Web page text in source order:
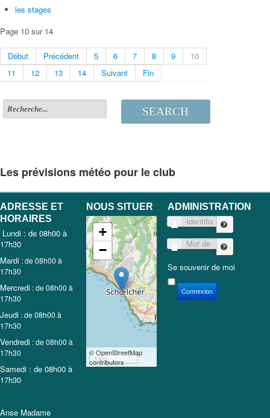
les stages
Page 10 sur 14
Début Précédent 5 6 7 8 9
10
11
12 13 14 Suivant Fin
SEARCH
Les prévisions météo pour le club
ADRESSE ET
HORAIRES
Lundi : de 08h00 à
17h30
Mardi : de 08h00 à
17h30
Mercredi : de 08h00 à
17h30
Jeudi : de 08h00 à
17h30
Vendredi : de 08h00 à
17h30
Samedi : de 08h00 à
17h30
Anse Madame
NOUS SITUER
+
−
3 km
© OpenStreetMap
contributors
ADMINISTRATION
Identifiant
Mot de passe
Se souvenir de moi
Connexion